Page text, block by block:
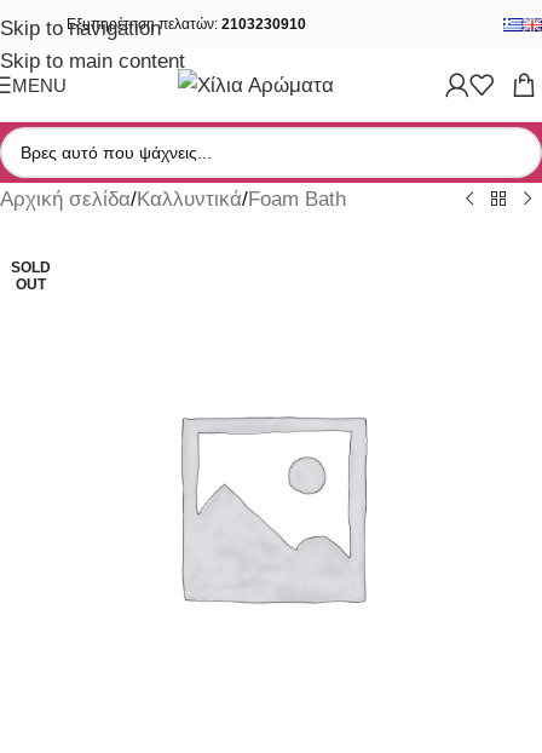
Skip to navigation
Skip to main content
Εξυπηρέτηση πελατών: 2103230910
MENU
Αρχική σελίδα/Καλλυντικά/Foam Bath
SOLD
OUT